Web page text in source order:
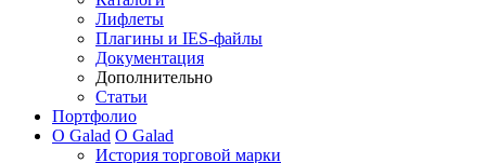
Лифлеты
Плагины и IES-файлы
Документация
Дополнительно
Статьи
Портфолио
О Galad О Galad
История торговой марки